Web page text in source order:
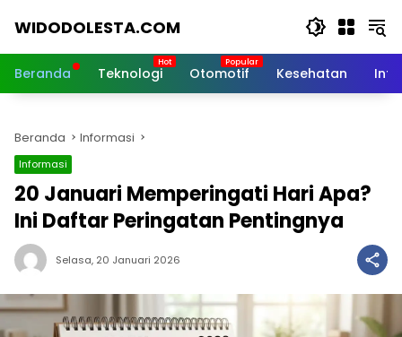
WIDODOLESTA.COM
dan
Terkini
Beranda Teknologi Otomotif Kesehatan
Beranda Informasi
Informasi
20 Januari Memperingati Hari Apa?
Ini Daftar Peringatan Pentingnya
Selasa, 20 Januari 2026